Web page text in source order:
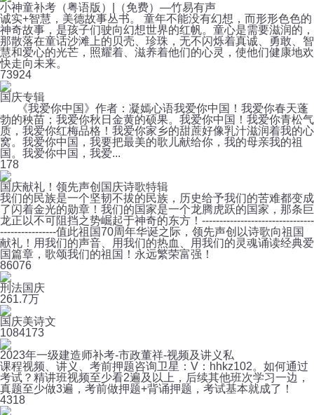
小神童补考（粤语版）|（免费）—竹易有声
诚实+智慧，美德故事丛书。 童年不能没有幻想，而形形色色的
神奇故事，是孩子们驶向幻想世界的红帆。童心是需要滋润的，
那散落在童话沙滩上的贝壳、珍珠，无不闪烁着真诚、勇敢、智
慧和爱心的光芒，照耀着、滋养着他们的心灵，使他们健康地欢
快走向未来。
73924
国庆专辑
《我爱你中国》作者：凝嫣心语我爱你中国！我爱你春天蓬
勃的秧苗；我爱你秋日金黄的硕果。我爱你中国！我爱你青松气
质，我爱你红梅品格！我爱你家乡的甜蔗好像乳汁滋润着我的心
窝。我爱你中国，我要把最美的歌儿献给你，我的母亲我的祖
国。我爱你中国，我爱...
178
国庆献礼！领先声创国庆诗歌特辑
我们的民族是一个坚韧不拔的民族，历史给予我们的苦难都变成
了闪着金光的勋章！我们的国家是一个龙腾虎跃的国家，那条巨
龙正以不可阻挡之势崛起于神奇的东方！--------------------------------
----------------值此祖国70周年华诞之际，领先声创以诗歌向祖国
献礼！用我们的声音、用我们的热血、用我们的灵魂诵读经典爱
国篇章，歌颂我们的祖国！永远繁荣富强！
86076
刑法国庆
261.7万
国庆美诗文
1084173
2023年一级建造师补考-市政董祥-视频及讲义私
课程视频、讲义、考前押题咨询卫星：V：hhkz102。如何通过
考试？精讲班视频至少看2遍及以上，后续其他班次学习一边，
真题至少做3遍，考前做押题+背诵押题，考试基本就成了！
4318